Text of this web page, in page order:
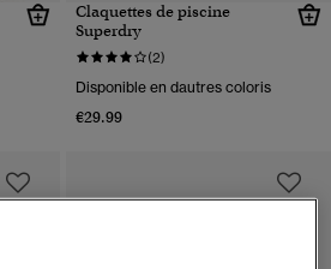
Claquettes de piscine
Superdry
(2)
Disponible en dautres coloris
€29.99